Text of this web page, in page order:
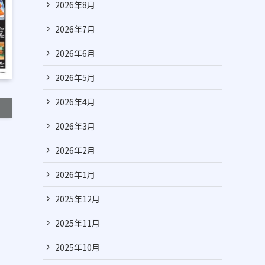
2026年8月
2026年7月
2026年6月
2026年5月
2026年4月
2026年3月
2026年2月
2026年1月
2025年12月
2025年11月
2025年10月